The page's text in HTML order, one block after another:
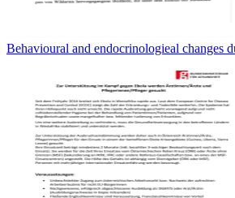
Behavioural and endocrinologieal changes